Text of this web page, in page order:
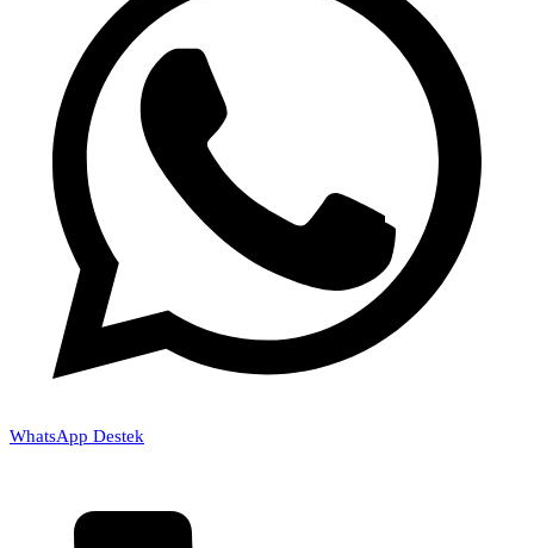
WhatsApp Destek